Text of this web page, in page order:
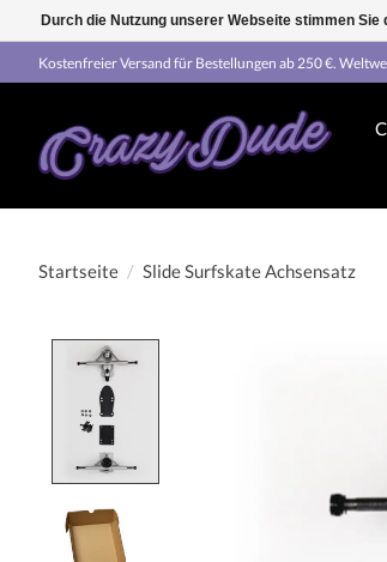
Kostenfreier Versand für Bestellungen ab 250 €.
Startseite / Slide Surfskate Achsensatz
Durch die Nutzung unserer Webseite stimmen